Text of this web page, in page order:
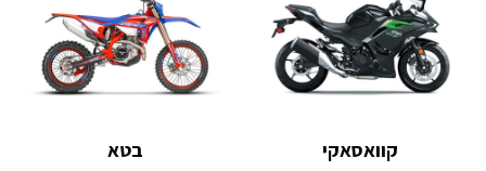
קוואסאקי בטא